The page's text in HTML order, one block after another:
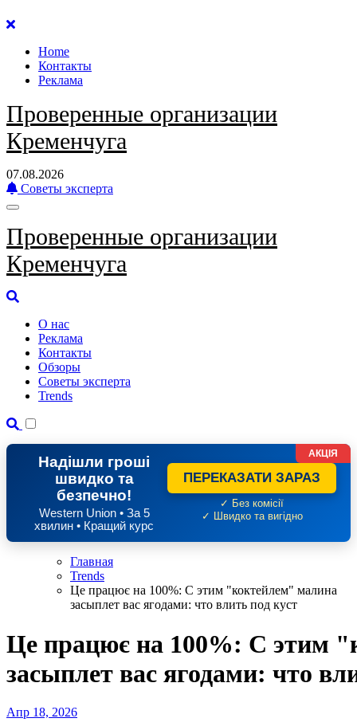
Перейти
содержанию
Home
Контакты
Реклама
Проверенные организации
Кременчуга
07.08.2026
Советы эксперта
Проверенные организации
Кременчуга
О нас
Реклама
Контакты
Обзоры
Советы эксперта
Trends
Надішли гроші
швидко та
безпечно!
Western Union • За 5
хвилин • Кращий курс
ПЕРЕКАЗАТИ ЗАРАЗ
✓ Без комісії
✓ Швидко та вигідно
АКЦІЯ
Главная
Trends
Це працює на 100%: С этим "коктейлем" малина
засыплет вас ягодами: что влить под куст
Це працює на 100%: С этим
засыплет вас ягодами: что
Апр 18, 2026